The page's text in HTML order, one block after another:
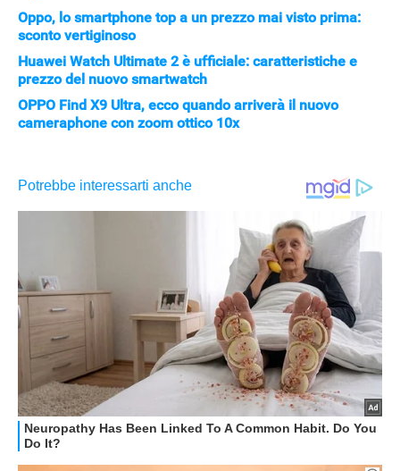
Oppo, lo smartphone top a un prezzo mai visto prima:
sconto vertiginoso
Huawei Watch Ultimate 2 è ufficiale: caratteristiche e
prezzo del nuovo smartwatch
OPPO Find X9 Ultra, ecco quando arriverà il nuovo
cameraphone con zoom ottico 10x